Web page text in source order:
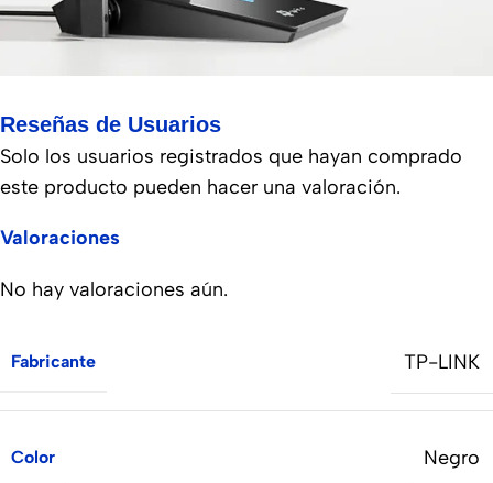
Reseñas de Usuarios
Valoraciones
No hay valoraciones aún.
Solo los usuarios registrados que hayan comprado
este producto pueden hacer una valoración.
Fabricante TP-LINK
Color Negro